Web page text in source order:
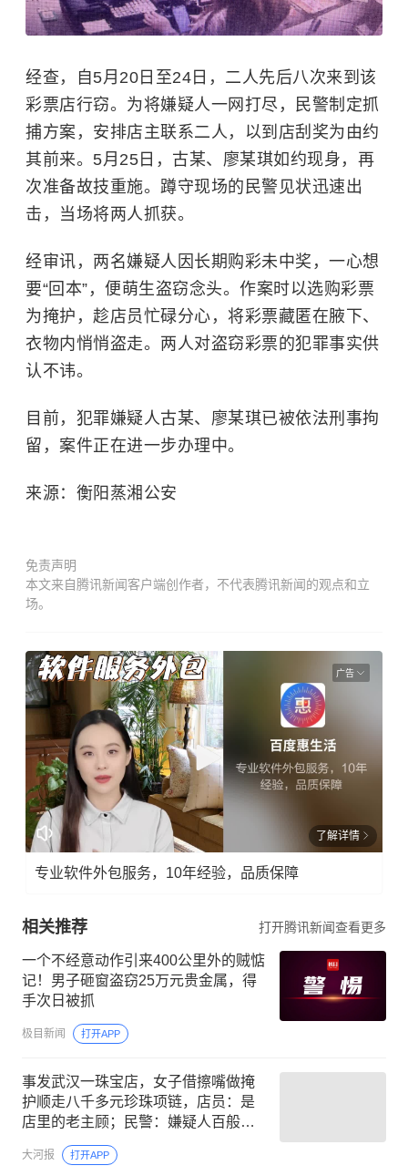
经查，自5月20日至24日，二人先后八次来到该
彩票店行窃。为将嫌疑人一网打尽，民警制定抓
捕方案，安排店主联系二人，以到店刮奖为由约
其前来。5月25日，古某、廖某琪如约现身，再
次准备故技重施。蹲守现场的民警见状迅速出
击，当场将两人抓获。
经审讯，两名嫌疑人因长期购彩未中奖，一心想
要“回本”，便萌生盗窃念头。作案时以选购彩票
为掩护，趁店员忙碌分心，将彩票藏匿在腋下、
衣物内悄悄盗走。两人对盗窃彩票的犯罪事实供
认不讳。
目前，犯罪嫌疑人古某、廖某琪已被依法刑事拘
留，案件正在进一步办理中。
来源：衡阳蒸湘公安
免责声明
本文来自腾讯新闻客户端创作者，不代表腾讯新闻的观点和立
场。
广告
了解详情
专业软件外包服务，10年经验，品质保障
相关推荐 打开腾讯新闻查看更多
一个不经意动作引来400公里外的贼惦
记！男子砸窗盗窃25万元贵金属，得
手次日被抓
极目新闻 打开APP
事发武汉一珠宝店，女子借擦嘴做掩
护顺走八千多元珍珠项链，店员：是
店里的老主顾；民警：嫌疑人百般抵
赖，拒不承认
大河报 打开APP